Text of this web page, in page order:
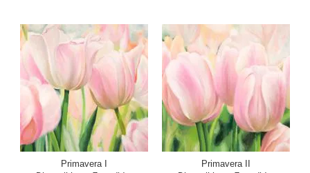
Primavera I
Primavera II